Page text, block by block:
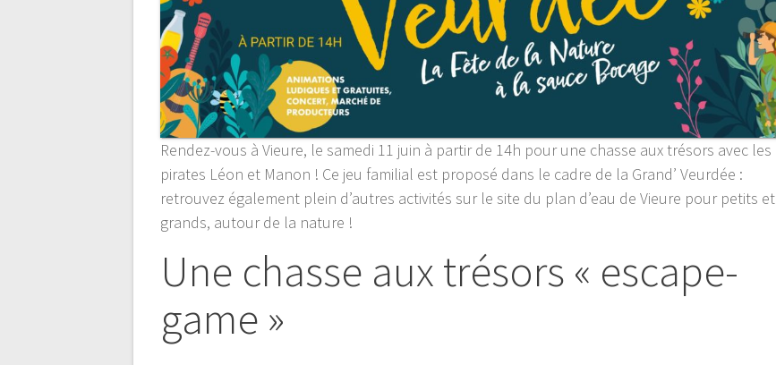
Rendez-vous à Vieure, le samedi 11 juin à partir de 14h pour une chasse aux trésors avec les
pirates Léon et Manon ! Ce jeu familial est proposé dans le cadre de la Grand’ Veurdée :
retrouvez également plein d’autres activités sur le site du plan d’eau de Vieure pour petits et
grands, autour de la nature !
Une chasse aux trésors « escape-
game »